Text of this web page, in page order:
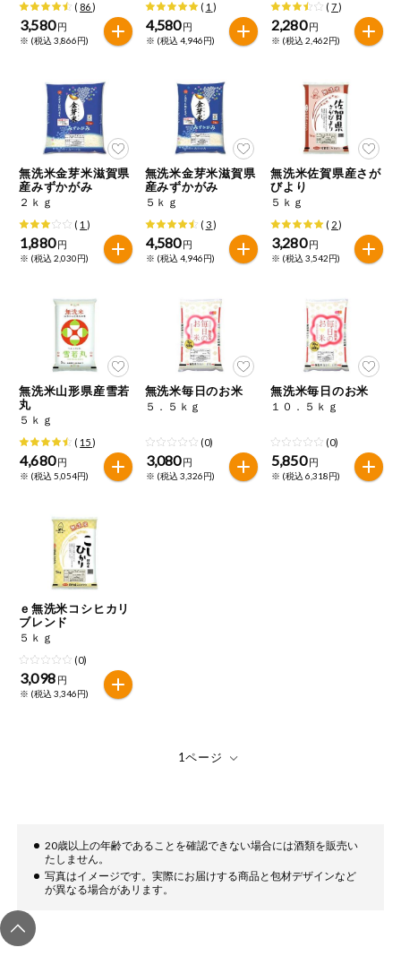
専門ショップサイト
パルコープ・よどがわ生協のサービス
パルコープ・よどがわ生協の情報サイト
ご利用ガイド
アプリのダウンロード
PC版サイトを表示
テキスト注文サイトを表示
お問い合わせ
衛生・生理用
品
洗濯・バス・
トイレ用品
住居・生活用
品
コスメ＆ボデ
ィケア
衣料品
ペット
先着限定企画
スマート・ワ
ン注文
今週のお買い
コープ商品
今週の新登場
らえる！
お弁当用商品
かんたん調理
マカダミアナッツ やまいも
アレルゲン情報は、商品企画時の情報のため、ご使用前には
必ず商品パッケージの表示をご確認ください。
特定原材料に準ずるものは、お取引先から情報提供のあった
範囲でのお知らせです。
( 86)
3,580 円
※ (税込 3,866円)
( 1 )
4,580 円
※ (税込 4,946円)
( 7)
2,280 円
※ (税込 2,462円)
無洗米金芽米滋賀県
産みずかがみ
２ｋｇ
( 1 )
1,880 円
※ (税込 2,030円)
無洗米金芽米滋賀県
産みずかがみ
５ｋｇ
( 3)
4,580 円
※ (税込 4,946円)
無洗米佐賀県産さが
びより
５ｋｇ
( 2)
3,280 円
※ (税込 3,542円)
無洗米山形県産雪若
丸
５ｋｇ
( 15)
4,680 円
※ (税込 5,054円)
無洗米毎日のお米
５．５ｋｇ
(0)
3,080 円
※ (税込 3,326円)
無洗米毎日のお米
１０．５ｋｇ
(0)
5,850 円
※ (税込 6,318円)
ｅ無洗米コシヒカリ
ブレンド
５ｋｇ
(0)
3,098 円
※ (税込 3,346円)
20歳以上の年齢であることを確認できない場合には酒類を販売い
たしません。
写真はイメージです。実際にお届けする商品と包材デザインなど
が異なる場合があリます。